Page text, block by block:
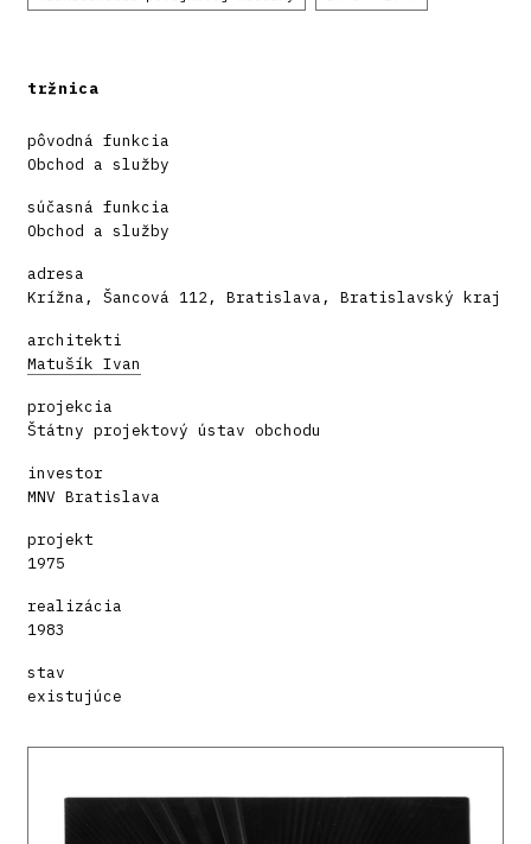
tržnica
pôvodná funkcia
Obchod a služby
súčasná funkcia
Obchod a služby
adresa
Krížna, Šancová 112, Bratislava, Bratislavský kraj
architekti
Matušík Ivan
projekcia
Štátny projektový ústav obchodu
investor
MNV Bratislava
projekt
1975
realizácia
1983
stav
existujúce